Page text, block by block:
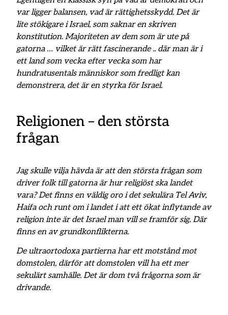
var ligger balansen, vad är rättighetsskydd. Det är
lite stökigare i Israel, som saknar en skriven
konstitution. Majoriteten av dem som är ute på
gatorna … vilket är rätt fascinerande .. där man är i
ett land som vecka efter vecka som har
hundratusentals människor som fredligt kan
demonstrera, det är en styrka för Israel.
Religionen – den största
frågan
Jag skulle vilja hävda är att den största frågan som
driver folk till gatorna är hur religiöst ska landet
vara? Det finns en väldig oro i det sekulära Tel Aviv,
Haifa och runt om i landet i att ett ökat inflytande av
religion inte är det Israel man vill se framför sig. Där
finns en av grundkonflikterna.
De ultraortodoxa partierna har ett motstånd mot
domstolen, därför att domstolen vill ha ett mer
sekulärt samhälle. Det är dom två frågorna som är
drivande.